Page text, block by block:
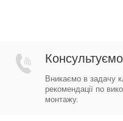
Консультуємо
Вникаємо в задачу
рекомендації по
монтажу.